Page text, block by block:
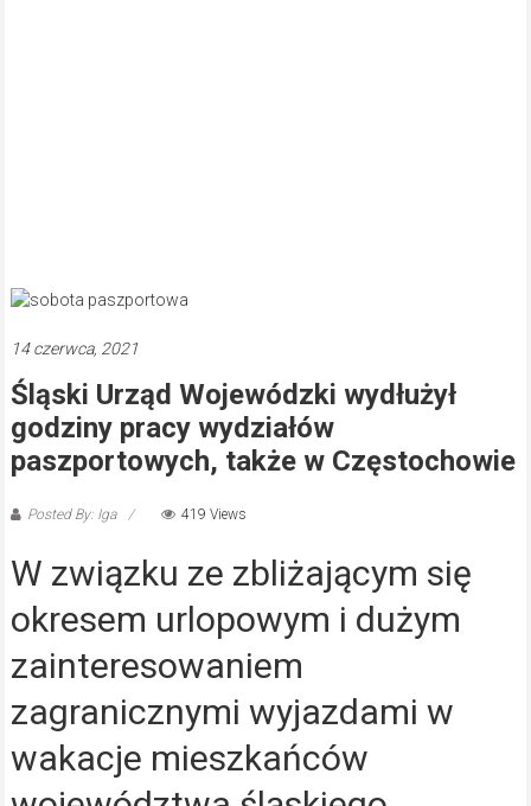
14 czerwca, 2021
Śląski Urząd Wojewódzki wydłużył
godziny pracy wydziałów
paszportowych, także w Częstochowie
Posted By: Iga 419 Views
W związku ze zbliżającym się
okresem urlopowym i dużym
zainteresowaniem
zagranicznymi wyjazdami w
wakacje mieszkańców